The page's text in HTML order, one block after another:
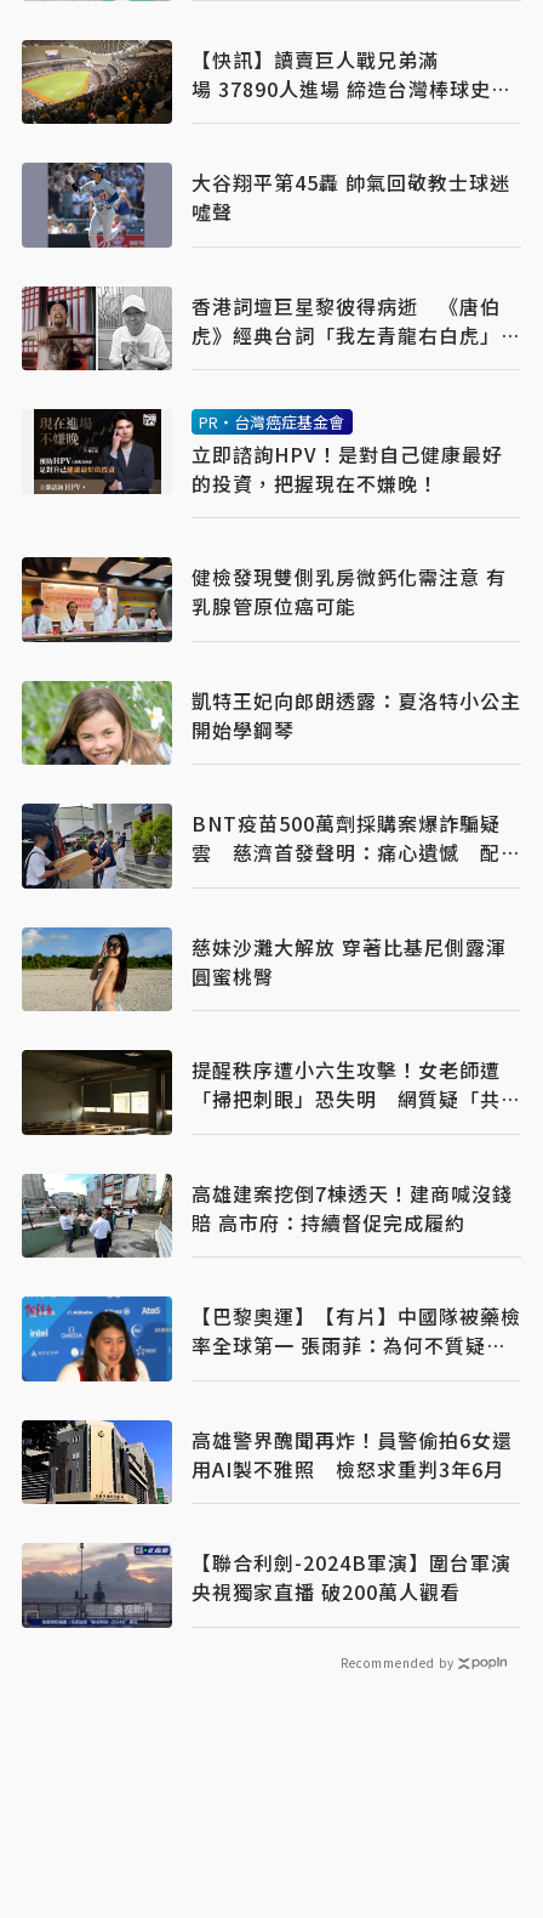
【快訊】讀賣巨人戰兄弟滿
場 37890人進場 締造台灣棒球史紀
錄
大谷翔平第45轟 帥氣回敬教士球迷
噓聲
香港詞壇巨星黎彼得病逝 《唐伯
虎》經典台詞「我左青龍右白虎」成
絕響
PR・台灣癌症基金會
立即諮詢HPV！是對自己健康最好
的投資，把握現在不嫌晚！
健檢發現雙側乳房微鈣化需注意 有
乳腺管原位癌可能
凱特王妃向郎朗透露：夏洛特小公主
開始學鋼琴
BNT疫苗500萬劑採購案爆詐騙疑
雲 慈濟首發聲明：痛心遺憾 配合
司法將追究權益
慈妹沙灘大解放 穿著比基尼側露渾
圓蜜桃臀
提醒秩序遭小六生攻擊！女老師遭
「掃把刺眼」恐失明 網質疑「共融
教育」
高雄建案挖倒7棟透天！建商喊沒錢
賠 高市府：持續督促完成履約
【巴黎奧運】【有片】中國隊被藥檢
率全球第一 張雨菲：為何不質疑美
國「飛魚」
高雄警界醜聞再炸！員警偷拍6女還
用AI製不雅照 檢怒求重判3年6月
【聯合利劍-2024B軍演】圍台軍演
央視獨家直播 破200萬人觀看
Recommended by